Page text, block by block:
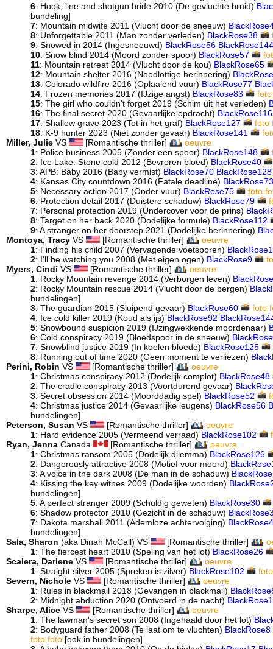
6: Hook, line and shotgun bride 2010 (De gevluchte bruid)
bundeling]
7: Mountain midwife 2011 (Vlucht door de sneeuw)
8: Unforgettable 2011 (Man zonder verleden) BlackRose38
9: Snowed in 2014 (Ingesneeuwd) BlackRose56 BlackRose144
10: Snow blind 2014 (Moord zonder spoor) BlackRose57
11: Mountain retreat 2014 (Vlucht door de kou) BlackRose65
12: Mountain shelter 2016 (Noodlottige herinnering)
13: Colorado wildfire 2016 (Oplaaiend vuur) BlackRose77
14: Frozen memories 2017 (IJzige angst) BlackRose83
foto
15: The girl who couldn't forget 2019 (Schim uit het verleden)
16: The final secret 2020 (Gevaarlijke opdracht) BlackRose116
17: Shallow grave 2023 (Tot in het graf) BlackRose127 foto
18: K-9 hunter 2023 (Niet zonder gevaar) BlackRose141
Miller, Julie VS [Romantische thriller]
oeuvre
1: Police business 2005 (Zonder een spoor) BlackRose148
2: Ice Lake: Stone cold 2012 (Bevroren bloed) BlackRose40
3: APB: Baby 2016 (Baby vermist) BlackRose70 BlackRose128
4: Kansas City countdown 2016 (Fatale deadline) BlackRose73
5: Necessary action 2017 (Onder vuur) BlackRose75 foto
6: Protection detail 2017 (Duistere schaduw) BlackRose79
7: Personal protection 2019 (Undercover voor de prins)
8: Target on her back 2020 (Dodelijke formule) BlackRose112
9: A stranger on her doorstep 2021 (Dodelijke herinnering)
Montoya, Tracy VS [Romantische thriller]
oeuvre
1: Finding his child 2007 (Vervagende voetsporen)
2: I'll be watching you 2008 (Met eigen ogen) BlackRose9
Myers, Cindi VS [Romantische thriller]
oeuvre
1: Rocky Mountain revenge 2014 (Verborgen leven)
2: Rocky Mountain rescue 2014 (Vlucht door de bergen)
bundelingen]
3: The guardian 2015 (Sluipend gevaar) BlackRose60 foto
4: Ice cold killer 2019 (Koud als ijs) BlackRose92
5: Snowbound suspicion 2019 (IJzingwekkende moordenaar)
6: Cold conspiracy 2019 (Bloedspoor in de sneeuw)
7: Snowblind justice 2019 (In koelen bloede) BlackRose125
8: Running out of time 2020 (Geen moment te verliezen)
Perini, Robin VS [Romantische thriller]
oeuvre
1: Christmas conspiracy 2012 (Dodelijk complot) BlackRose48
2: The cradle conspiracy 2013 (Voortdurend gevaar)
3: Secret obsession 2014 (Moorddadig spel) BlackRose52
4: Christmas justice 2014 (Gevaarlijke leugens) BlackRose56
bundelingen]
Peterson, Susan VS [Romantische thriller]
oeuvre
1: Hard evidence 2005 (Vermeend verraad) BlackRose102
Ryan, Jenna Canada [Romantische thriller]
oeuvre
1: Christmas ransom 2005 (Dodelijk dilemma) BlackRose126
2: Dangerously attractive 2008 (Motief voor moord)
3: A voice in the dark 2008 (De man in de schaduw)
4: Kissing the key witnes 2009 (Dodelijke woorden)
bundelingen]
5: A perfect stranger 2009 (Schuldig geweten) BlackRose30
6: Shadow protector 2010 (Gezicht in de schaduw)
7: Dakota marshall 2011 (Ademloze achtervolging)
bundelingen]
Sala, Sharon (aka Dinah McCall) VS [Romantische thriller]
1: The fiercest heart 2010 (Speling van het lot) BlackRose26
Scalera, Darlene VS [Romantische thriller]
oeuvre
1: Straight silver 2005 (Spreken is zilver) BlackRose102
foto
Severn, Nichole VS [Romantische thriller]
oeuvre
1: Rules in blackmail 2018 (Gevangen in blackmail)
2: Midnight abduction 2020 (Ontvoerd in de nacht)
Sharpe, Alice VS [Romantische thriller]
oeuvre
1: The lawman's secret son 2008 (Ingehaald door het lot)
2: Bodyguard father 2008 (Te laat om te vluchten) BlackRose8
foto foto [ook in bundelingen]